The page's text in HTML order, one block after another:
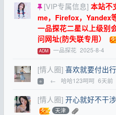
[VIP专属信息] 本站不
me，Firefox，Yandex
一品探花二星以上级别
问网址(防失联专用）
ADM 一品探花 2025-8-4
[情人圈] 喜欢就要付出
⭐ ← 哈哈123呵呵 6天前
[情人圈] 开心就好不干
天津